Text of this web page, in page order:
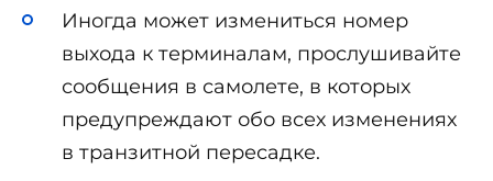
Иногда может измениться номер
выхода к терминалам, прослушивайте
сообщения в самолете, в которых
предупреждают обо всех изменениях
в транзитной пересадке.